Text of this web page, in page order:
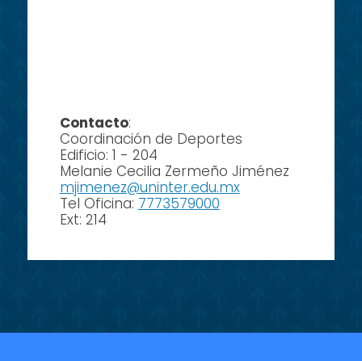
Contacto:
Coordinación de Deportes
Edificio: 1 - 204
Melanie Cecilia Zermeño Jiménez
mjimenez@uninter.edu.mx
Tel Oficina: 7773579000
Ext: 214